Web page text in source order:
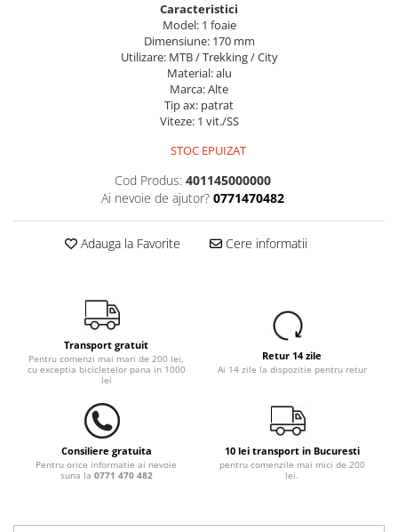
Caracteristici
Model: 1 foaie
Dimensiune: 170 mm
Utilizare: MTB / Trekking / City
Material:alu
Marca:Alte
Tip ax: patrat
Viteze: 1 vit./SS
STOC EPUIZAT
Cod Produs: 401145000000
Ai nevoie de ajutor? 0771470482
Adauga la Favorite Cere informatii
Transport gratuit
Pentru comenzi mai mari de 200 lei,
cu exceptia bicicletelor pana in 1000
lei
Retur 14 zile
Ai 14 zile la dispozitie pentru retur
Consiliere gratuita
Pentru orice informatie ai nevoie
suna la 0771 470 482
10 lei transport in Bucuresti
pentru comenzile mai mici de 200
lei.